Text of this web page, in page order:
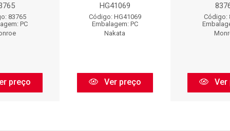
83765
PC
preço
HG41069
Código: HG41069
Embalagem: PC
Nakata
Ver preço
Código:
Ver